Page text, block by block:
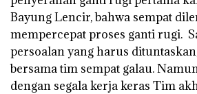
Bayung Lencir, bahwa sempat
mempercepat proses ganti rugi.
persoalan yang harus
bersama tim sempat galau.
dengan segala kerja keras Tim